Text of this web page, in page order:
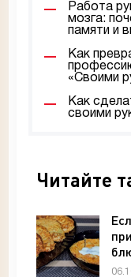
Работа
мозга:
памяти и
Как
«Своими
Как
своими
Читайте